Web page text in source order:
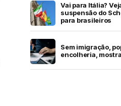
Vai para Itália?
suspensão do
para brasileiros
Sem imigração,
encolheria,